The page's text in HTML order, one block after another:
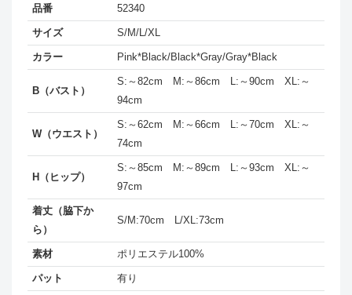
品番 52340
サイズ S/M/L/XL
カラー Pink*Black/Black*Gray/Gray*Black
B（バスト）
S:～82cm M:～86cm L:～90cm XL:～
94cm
W（ウエスト）
S:～62cm M:～66cm L:～70cm XL:～
74cm
H（ヒップ）
S:～85cm M:～89cm L:～93cm XL:～
97cm
着丈（脇下か
ら）
S/M:70cm L/XL:73cm
素材 ポリエステル100%
パット 有り